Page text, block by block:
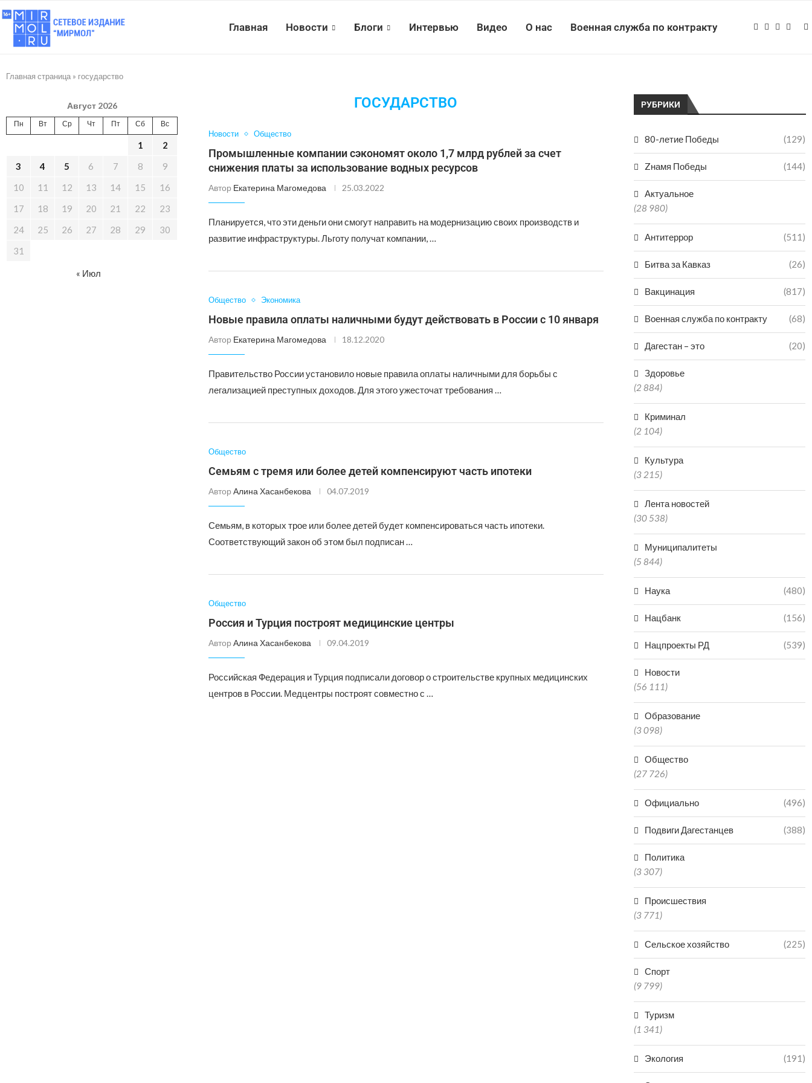
Главная Новости Блоги Интервью Видео О нас Военная служба по контракту
Главная страница » государство
ГОСУДАРСТВО
Новости Общество
Промышленные компании сэкономят около 1,7 млрд рублей за счет
снижения платы за использование водных ресурсов
Автор Екатерина Магомедова 25.03.2022
Планируется, что эти деньги они смогут направить на модернизацию своих производств и
развитие инфраструктуры. Льготу получат компании, …
Общество Экономика
Новые правила оплаты наличными будут действовать в России с 10 января
Автор Екатерина Магомедова 18.12.2020
Правительство России установило новые правила оплаты наличными для борьбы с
легализацией преступных доходов. Для этого ужесточат требования …
Общество
Семьям с тремя или более детей компенсируют часть ипотеки
Автор Алина Хасанбекова 04.07.2019
Семьям, в которых трое или более детей будет компенсироваться часть ипотеки.
Соответствующий закон об этом был подписан …
Общество
Россия и Турция построят медицинские центры
Автор Алина Хасанбекова 09.04.2019
Российская Федерация и Турция подписали договор о строительстве крупных медицинских
центров в России. Медцентры построят совместно с …
РУБРИКИ
80-летие Победы (129)
Zнамя Победы (144)
Актуальное
(28 980)
Антитеррор (511)
Битва за Кавказ (26)
Вакцинация (817)
Военная служба по контракту (68)
Дагестан – это (20)
Здоровье
(2 884)
Криминал
(2 104)
Культура
(3 215)
Лента новостей
(30 538)
Муниципалитеты
(5 844)
Наука (480)
Нацбанк (156)
Нацпроекты РД (539)
Новости
(56 111)
Образование
(3 098)
Общество
(27 726)
Официально (496)
Подвиги Дагестанцев (388)
Политика
(3 307)
Происшествия
(3 771)
Сельское хозяйство (225)
Спорт
(9 799)
Туризм
(1 341)
Экология (191)
Август 2026
Пн Вт Ср Чт Пт Сб Вс
1
2
3
4 5 6 7 8
9
10
11 12 13 14 15
16
17
18 19 20 21 22
23
24
25 26 27 28 29
30
31
« Июл